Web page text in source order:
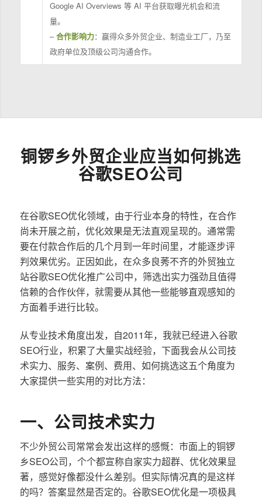
Google AI Overviews 等 AI 平台获取曝光机会和流
量。
–合作影响力：赢得众多外贸企业、制造业工厂，乃至
政府单位及顶级公司沟通合作。
铜锣乡外贸企业应当如何挑选
谷歌SEO公司
在谷歌SEO优化领域，由于行业本身的特性，在合作
尚未开展之前，优化效果是无法直观呈现的。通常需
要在付款合作后的几个月到一年时间里，才能逐步评
判效果优劣。正因如此，在众多良莠不齐的外贸独立
站谷歌SEO优化推广公司中，筛选出实力强劲且值得
信赖的合作伙伴，就需要从其他一些能够直观感知的
方面着手进行比较。
从专业技术角度出发，自2011年，我就已经进入谷歌
SEO行业，积累了大量实战经验，下面我会从公司技
术实力、服务、案例、费用、如何挑选这五个角度为
大家提供一些实用的对比方法：
一、公司技术实力
不少外贸公司常常会发出这样的感慨：市面上的铜锣
乡SEO公司，个个都宣称自家实力超群、优化效果显
著，感觉好像都没什么差别。但实际情况真的是这样
的吗？答案显然是否定的。谷歌SEO优化是一项极具